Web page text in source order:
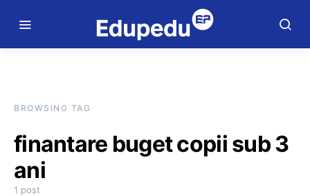
BROWSING TAG
finantare buget copii sub 3
ani
1 post